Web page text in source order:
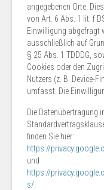
angegebenen Orte.
von Art. 6 Abs. 1 lit. f
Einwilligung abgefragt
ausschließlich auf
§ 25 Abs. 1 TDDDG,
Cookies oder den
Nutzers (z. B. Device-
umfasst. Die
Die Datenübertragung
finden Sie hier:
https://
und
https://
s/